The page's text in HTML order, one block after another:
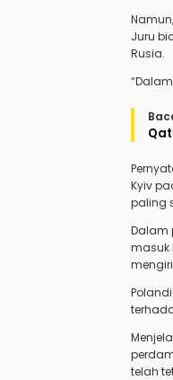
Juru
Rusia.
Kyiv
paling
Dalam
masuk
telah